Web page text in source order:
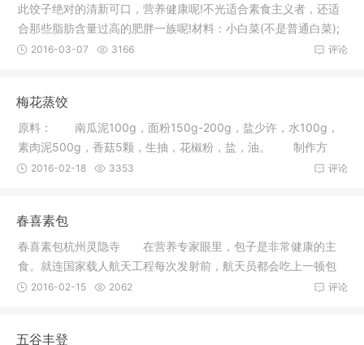
此饺子绝对的清新可口，营养健康呢!不光适合素食主义者，还适
合那些脂肪含量过高的肥胖一族呢!材料：小白菜(不是普通白菜);
粉丝;
评论
2016-03-07 3166
梅花蒸饺
原料： 南瓜泥100g，面粉150g-200g，盐少许，水100g，
素肉泥500g，香菇5颗，生抽，花椒粉，盐，油。 制作方
法：分别和好南
评论
2016-02-18 3353
春喜素包
春喜素包杭州灵隐寺 在营养专家眼里，包子是非常健康的主
食。就连国家载人航天工程每次发射前，航天员都会吃上一顿包
子。
评论
2016-02-15 2062
五谷丰登